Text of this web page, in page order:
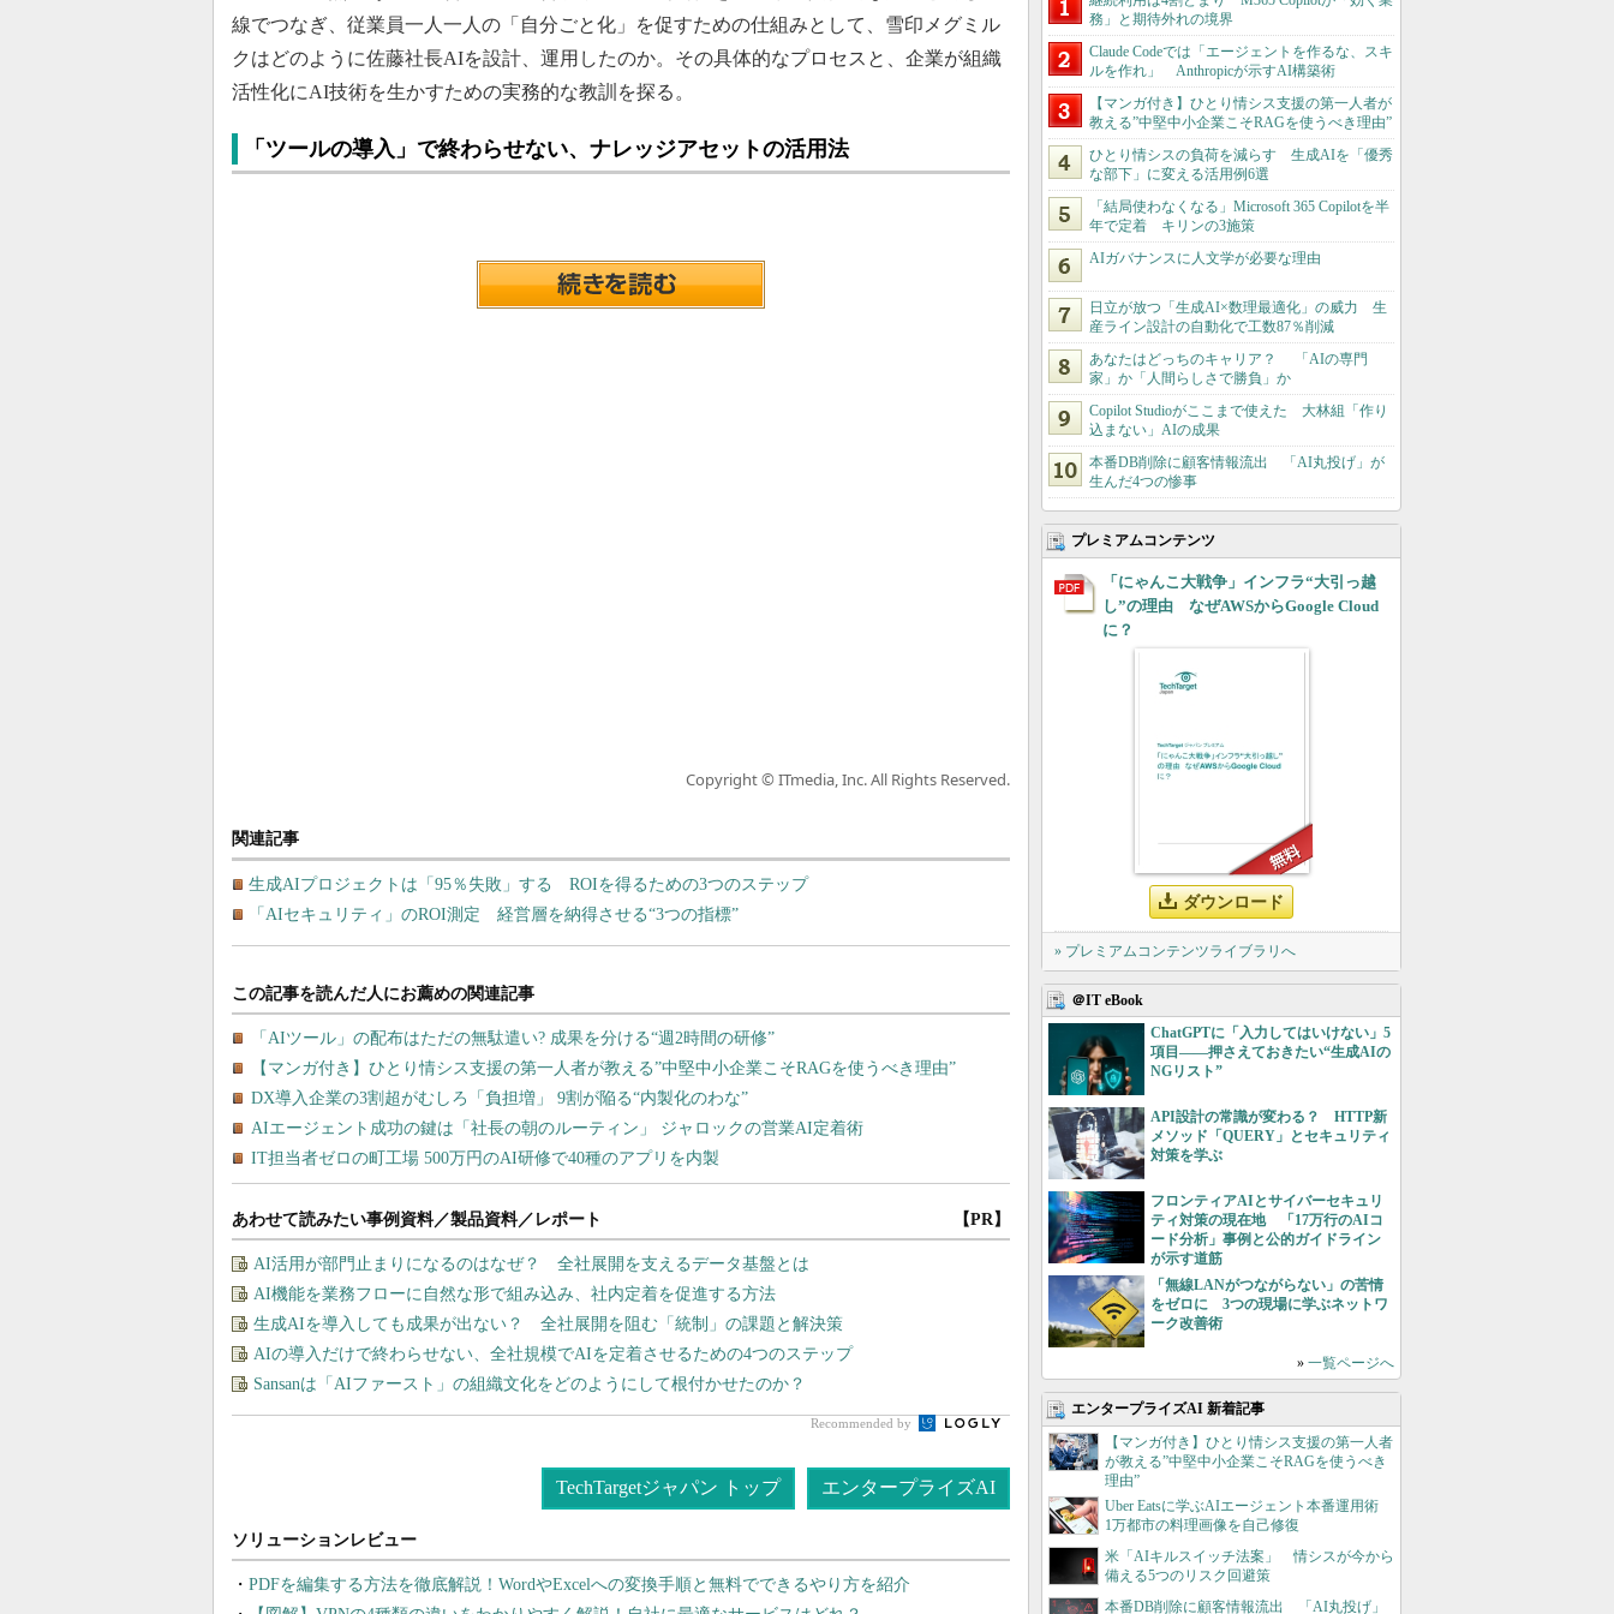
線でつなぎ、従業員一人一人の「自分ごと化」を促すための仕組みとして、雪印メグミル
クはどのように佐藤社長AIを設計、運用したのか。その具体的なプロセスと、企業が組織
活性化にAI技術を生かすための実務的な教訓を探る。
「ツールの導入」で終わらせない、ナレッジアセットの活用法
Copyright © ITmedia, Inc. All Rights Reserved.
関連記事
生成AIプロジェクトは「95％失敗」する ROIを得るための3つのステップ
「AIセキュリティ」のROI測定 経営層を納得させる“3つの指標”
あわせて読みたい事例資料／製品資料／レポート 【PR】
AI活用が部門止まりになるのはなぜ？ 全社展開を支えるデータ基盤とは
AI機能を業務フローに自然な形で組み込み、社内定着を促進する方法
生成AIを導入しても成果が出ない？ 全社展開を阻む「統制」の課題と解決策
AIの導入だけで終わらせない、全社規模でAIを定着させるための4つのステップ
Sansanは「AIファースト」の組織文化をどのようにして根付かせたのか？
Recommended by
TechTargetジャパン トップ エンタープライズAI
PDFを編集する方法を徹底解説！WordやExcelへの変換手順と無料でできるやり方を紹介
務」と期待外れの境界
Claude Codeでは「エージェントを作るな、スキ
ルを作れ」 Anthropicが示すAI構築術
【マンガ付き】ひとり情シス支援の第一人者が
教える”中堅中小企業こそRAGを使うべき理由”
ひとり情シスの負荷を減らす 生成AIを「優秀
な部下」に変える活用例6選
「結局使わなくなる」Microsoft 365 Copilotを半
年で定着 キリンの3施策
AIガバナンスに人文学が必要な理由
日立が放つ「生成AI×数理最適化」の威力 生
産ライン設計の自動化で工数87％削減
あなたはどっちのキャリア？ 「AIの専門
家」か「人間らしさで勝負」か
Copilot Studioがここまで使えた 大林組「作り
込まない」AIの成果
本番DB削除に顧客情報流出 「AI丸投げ」が
生んだ4つの惨事
プレミアムコンテンツ
「にゃんこ大戦争」インフラ“大引っ越
し”の理由 なぜAWSからGoogle Cloud
に？
ダウンロード
» プレミアムコンテンツライブラリへ
＠IT eBook
ChatGPTに「入力してはいけない」5
項目――押さえておきたい“生成AIの
NGリスト”
API設計の常識が変わる？ HTTP新
メソッド「QUERY」とセキュリティ
対策を学ぶ
フロンティアAIとサイバーセキュリ
ティ対策の現在地 「17万行のAIコ
ード分析」事例と公的ガイドライン
が示す道筋
「無線LANがつながらない」の苦情
をゼロに 3つの現場に学ぶネットワ
ーク改善術
» 一覧ページへ
エンタープライズAI 新着記事
【マンガ付き】ひとり情シス支援の第一人者
が教える”中堅中小企業こそRAGを使うべき
理由”
Uber Eatsに学ぶAIエージェント本番運用術
1万都市の料理画像を自己修復
米「AIキルスイッチ法案」 情シスが今から
備える5つのリスク回避策
本番DB削除に顧客情報流出 「AI丸投げ」